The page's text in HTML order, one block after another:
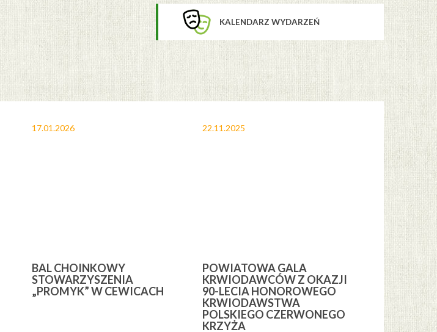
KALENDARZ WYDARZEŃ
17.01.2026
BAL CHOINKOWY
STOWARZYSZENIA
„PROMYK” W CEWICACH
22.11.2025
POWIATOWA GALA
KRWIODAWCÓW Z OKAZJI
90-LECIA HONOROWEGO
KRWIODAWSTWA
POLSKIEGO CZERWONEGO
KRZYŻA
12.11.2025
OBCHODY
ŚWIĘTA
GMINIE